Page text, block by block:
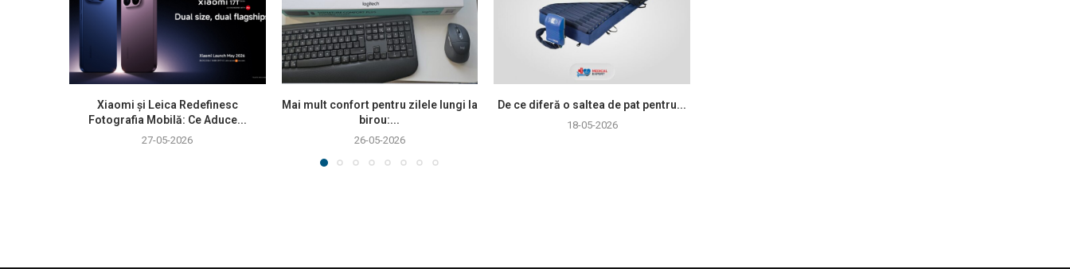
Xiaomi și Leica Redefinesc
Fotografia Mobilă: Ce Aduce...
27-05-2026
Mai mult confort pentru zilele lungi la
birou:...
26-05-2026
De ce diferă o saltea de pat pentru...
18-05-2026